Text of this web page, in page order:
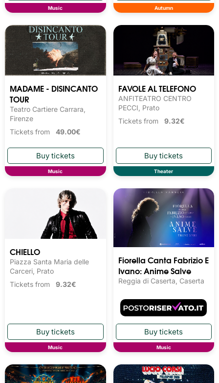
Music Autumn
MADAME - DISINCANTO
TOUR
Teatro Cartiere Carrara,
Firenze
Tickets from 49.00€
Music
FAVOLE AL TELEFONO
ANFITEATRO CENTRO
PECCI, Prato
Tickets from 9.32€
Theater
CHIELLO
Piazza Santa Maria delle
Carceri, Prato
Tickets from 9.32€
Music
Fiorella Canta Fabrizio E
Ivano: Anime Salve
Reggia di Caserta, Caserta
Music